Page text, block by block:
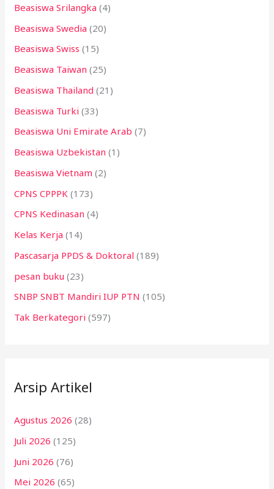
Beasiswa Srilangka (4)
Beasiswa Swedia (20)
Beasiswa Swiss (15)
Beasiswa Taiwan (25)
Beasiswa Thailand (21)
Beasiswa Turki (33)
Beasiswa Uni Emirate Arab (7)
Beasiswa Uzbekistan (1)
Beasiswa Vietnam (2)
CPNS CPPPK (173)
CPNS Kedinasan (4)
Kelas Kerja (14)
Pascasarja PPDS & Doktoral (189)
pesan buku (23)
SNBP SNBT Mandiri IUP PTN (105)
Tak Berkategori (597)
Arsip Artikel
Agustus 2026 (28)
Juli 2026 (125)
Juni 2026 (76)
Mei 2026 (65)